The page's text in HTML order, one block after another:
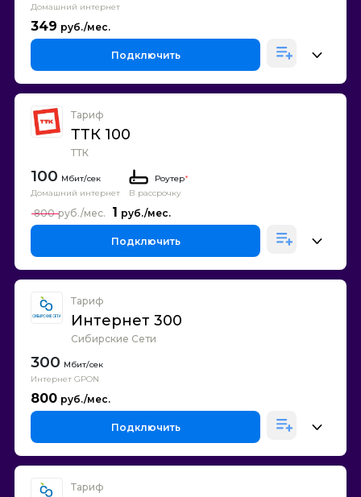
Домашний интернет
349
Подключить
Тариф
ТТК 100
ТТК
100
Домашний интернет
Роутер*
В рассрочку
1
800
Подключить
Тариф
Интернет 300
Сибирские Сети
300
Интернет GPON
800
Подключить
Тариф